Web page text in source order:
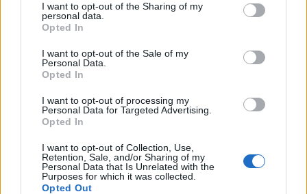
I want to opt-out of the Sharing of my
personal data.
Opted In
I want to opt-out of the Sale of my
Personal Data.
Opted In
I want to opt-out of processing my
Personal Data for Targeted Advertising.
Opted In
I want to opt-out of Collection, Use,
Retention, Sale, and/or Sharing of my
Personal Data that Is Unrelated with the
Purposes for which it was collected.
Opted Out
Feszt fesztiválra tervezett koncert lemondását
kiváltó fenyegetés ügyében.